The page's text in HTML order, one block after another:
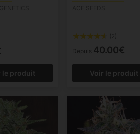
le produit
(2)
Depuis 40.00€
Voir le produit